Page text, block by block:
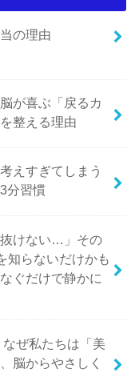
の理由
が喜ぶ「戻るカ
整える理由
えすぎてしまう
分習慣
抜けない…」その
知らないだけかも
ぐだけで静かに
ぜ私たちは「美
脳からやさしく